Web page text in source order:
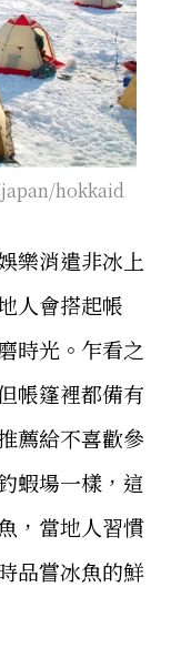
hokkaid
樂消遣非冰上
人會搭起帳
時光。乍看之
帳篷裡都備有
薦給不喜歡參
蝦場一樣，這
，當地人習慣
品嘗冰魚的鮮